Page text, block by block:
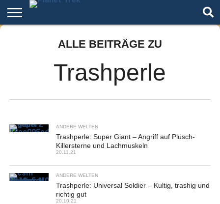
AutorenALLE BEITRÄGE ZU
Trashperle
ANDERE WELTEN
Trashperle: Super Giant – Angriff auf Plüsch-
Killersterne und Lachmuskeln
20.11.21
ANDERE WELTEN
Trashperle: Universal Soldier – Kultig, trashig und
richtig gut
20.10.21